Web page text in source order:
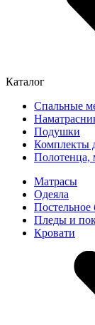
Каталог
Спальные
Подушки
Комплекты
Полотенца,
Матрасы
Одеяла
Постельное
Пледы и
Кровати